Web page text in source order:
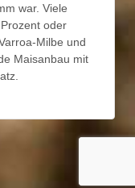
war. Viele
oder
Milbe und
Maisanbau mit